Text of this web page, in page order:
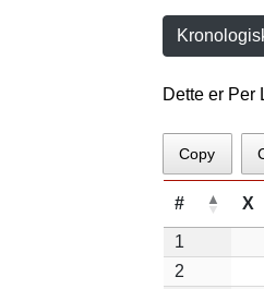
Dette er Per
Copy
# X
1
2